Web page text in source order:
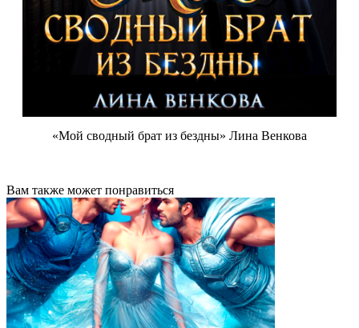
«Мой сводный брат из бездны» Лина Венкова
Вам также может понравиться